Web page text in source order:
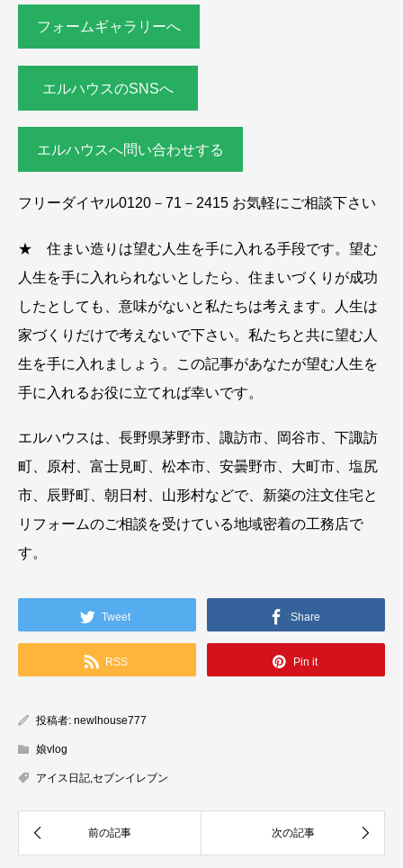
フォームギャラリーへ
エルハウスのSNSへ
エルハウスへ問い合わせする
フリーダイヤル0120－71－2415 お気軽にご相談下さい
★ 住まい造りは望む人生を手に入れる手段です。望む
人生を手に入れられないとしたら、住まいづくりが成功
したとしても、意味がないと私たちは考えます。人生は
家づくりだけで考えないで下さい。私たちと共に望む人
生を手に入れましょう。この記事があなたが望む人生を
手に入れるお役に立てれば幸いです。
エルハウスは、長野県茅野市、諏訪市、岡谷市、下諏訪
町、原村、富士見町、松本市、安曇野市、大町市、塩尻
市、辰野町、朝日村、山形村などで、新築の注文住宅と
リフォームのご相談を受けている地域密着の工務店で
す。
Tweet Share
RSS Pin it
投稿者: newlhouse777
娘vlog
アイス日記 セブンイレブン